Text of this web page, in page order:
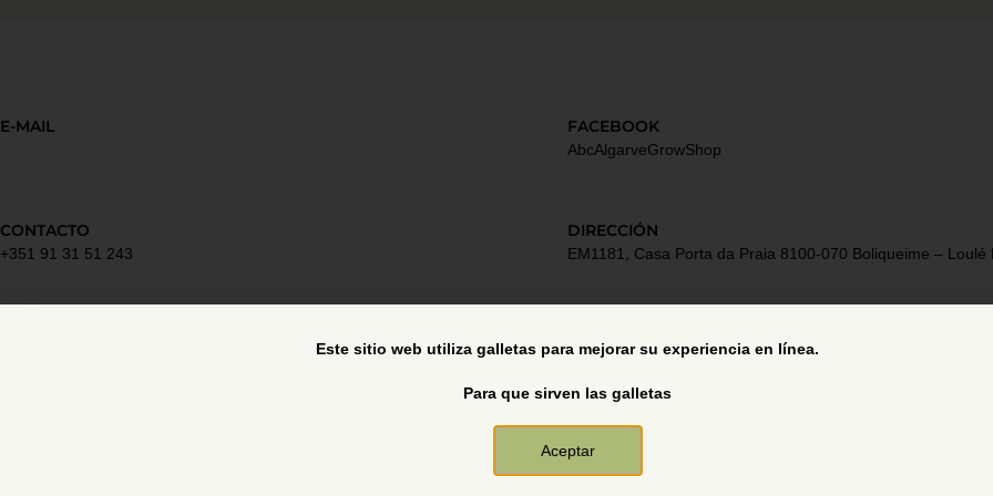
E-MAIL FACEBOOK
AbcAlgarveGrowShop
CONTACTO
+351 91 31 51 243
DIRECCIÓN
EM1181, Casa Porta da Praia 8100-070 Boliqueime – Loulé
Términos y Condiciones
Este sitio web utiliza galletas para mejorar su experiencia en línea.
Para que sirven las galletas
Aceptar